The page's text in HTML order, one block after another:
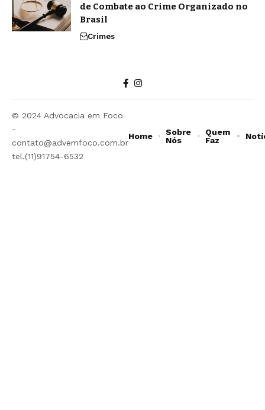
de Combate ao Crime Organizado no
Brasil
Crimes
© 2024 Advocacia em Foco
-
contato@advemfoco.com.br
tel.(11)91754-6532
Home
Sobre
Nós
Quem
Faz